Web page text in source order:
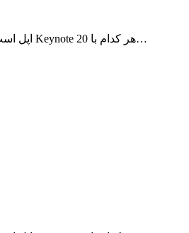
Templates for Keynote یک افزونه ی عالی برای برنامه ی Keynote اپل است که 60 قالب خیره کننده برای Keynote هر کدام با 20…